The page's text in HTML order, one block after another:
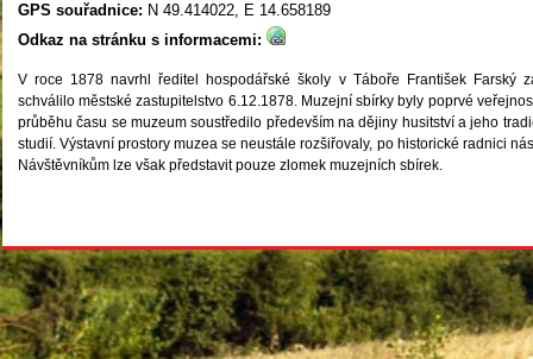
GPS souřadnice: N 49.414022, E 14.658189
Odkaz na stránku s informacemi:
V roce 1878 navrhl ředitel hospodářské školy v Táboře František Farský
schválilo městské zastupitelstvo 6.12.1878. Muzejní sbírky byly poprvé
průběhu času se muzeum soustředilo především na dějiny husitství a jeho
studií. Výstavní prostory muzea se neustále rozšiřovaly, po historické radnici
Návštěvníkům lze však představit pouze zlomek muzejních sbírek.